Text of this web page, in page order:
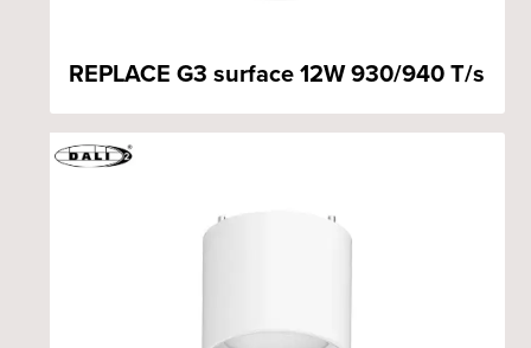
REPLACE G3 surface 12W 930/940 T/s